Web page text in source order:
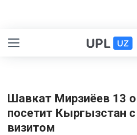
Шавкат Мирзиёев 13
посетит Кыргызстан
визитом